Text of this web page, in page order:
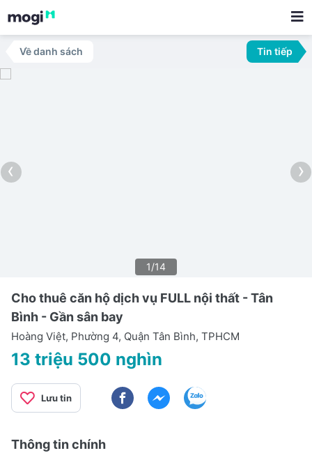
Về danh sách Tin tiếp
‹ ›
1/14
Cho thuê căn hộ dịch vụ FULL nội thất - Tân
Bình - Gần sân bay
Hoàng Việt, Phường 4, Quận Tân Bình, TPHCM
13 triệu 500 nghìn
Lưu tin
Thông tin chính